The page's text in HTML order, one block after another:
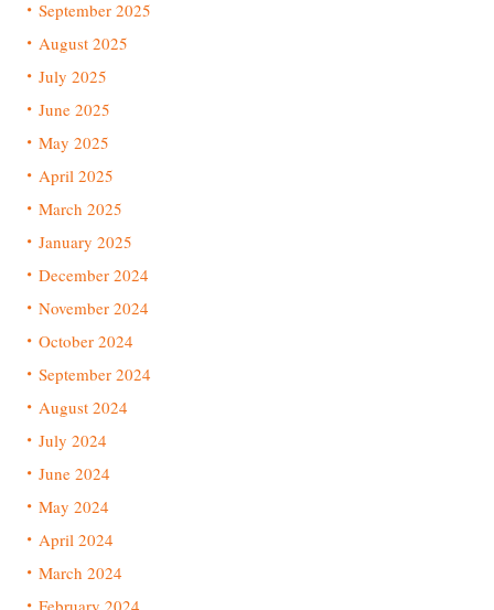
September 2025
August 2025
July 2025
June 2025
May 2025
April 2025
March 2025
January 2025
December 2024
November 2024
October 2024
September 2024
August 2024
July 2024
June 2024
May 2024
April 2024
March 2024